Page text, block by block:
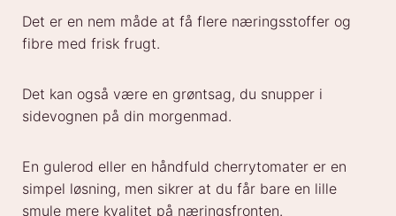
Det er en nem måde at få flere næringsstoffer og
fibre med frisk frugt.
Det kan også være en grøntsag, du snupper i
sidevognen på din morgenmad.
En gulerod eller en håndfuld cherrytomater er en
simpel løsning, men sikrer at du får bare en lille
smule mere kvalitet på næringsfronten.